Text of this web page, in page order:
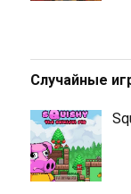
Случайные